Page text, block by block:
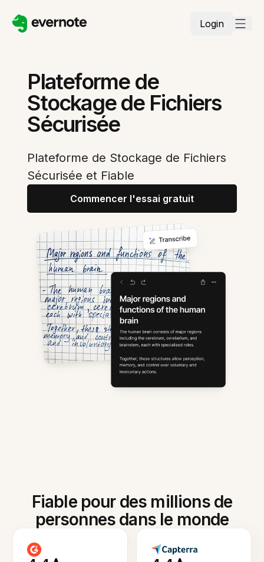
Login
Plateforme de
Stockage de Fichiers
Sécurisée
Plateforme de Stockage de Fichiers
Sécurisée et Fiable
Commencer l'essai gratuit
Fiable pour des millions de
personnes dans le monde